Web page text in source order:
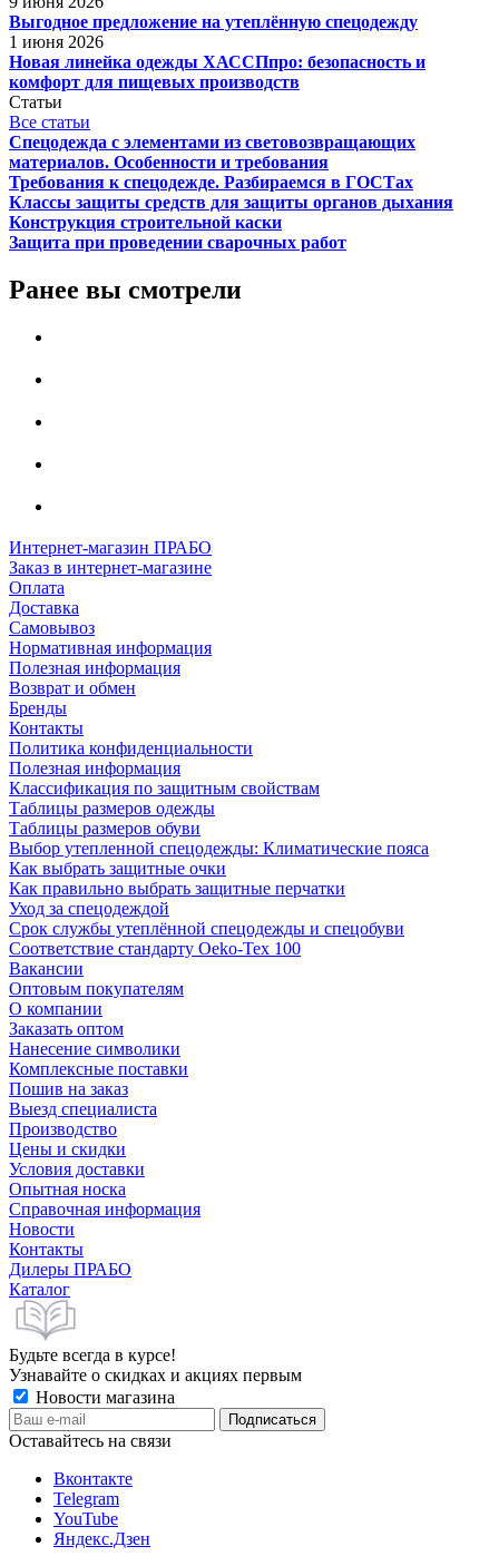
Выгодное предложение на утеплённую спецодежду
1 июня 2026
Новая линейка одежды ХАССПпро: безопасность и
комфорт для пищевых производств
Статьи
Все статьи
Спецодежда с элементами из световозвращающих
материалов. Особенности и требования
Требования к спецодежде. Разбираемся в ГОСТах
Классы защиты средств для защиты органов дыхания
Конструкция строительной каски
Защита при проведении сварочных работ
Ранее вы смотрели
Интернет-магазин ПРАБО
Заказ в интернет-магазине
Оплата
Доставка
Самовывоз
Нормативная информация
Полезная информация
Возврат и обмен
Бренды
Контакты
Политика конфиденциальности
Полезная информация
Классификация по защитным свойствам
Таблицы размеров одежды
Таблицы размеров обуви
Выбор утепленной спецодежды: Климатические пояса
Как выбрать защитные очки
Как правильно выбрать защитные перчатки
Уход за спецодеждой
Срок службы утеплённой спецодежды и спецобуви
Соответствие стандарту Oeko-Tex 100
Вакансии
Оптовым покупателям
О компании
Заказать оптом
Нанесение символики
Комплексные поставки
Пошив на заказ
Выезд специалиста
Производство
Цены и скидки
Условия доставки
Опытная носка
Справочная информация
Новости
Контакты
Дилеры ПРАБО
Каталог
Будьте всегда в курсе!
Узнавайте о скидках и акциях первым
Новости магазина
Оставайтесь на связи
Вконтакте
Telegram
YouTube
Яндекс.Дзен